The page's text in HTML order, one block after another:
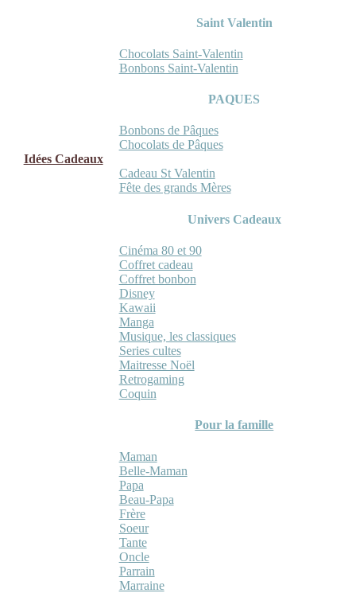
Saint Valentin
Chocolats Saint-Valentin
Bonbons Saint-Valentin
PAQUES
Bonbons de Pâques
Chocolats de Pâques
Idées Cadeaux
Cadeau St Valentin
Fête des grands Mères
Univers Cadeaux
Cinéma 80 et 90
Coffret cadeau
Coffret bonbon
Disney
Kawaii
Manga
Musique, les classiques
Series cultes
Maitresse Noël
Retrogaming
Coquin
Pour la famille
Maman
Belle-Maman
Papa
Beau-Papa
Frère
Soeur
Tante
Oncle
Parrain
Marraine